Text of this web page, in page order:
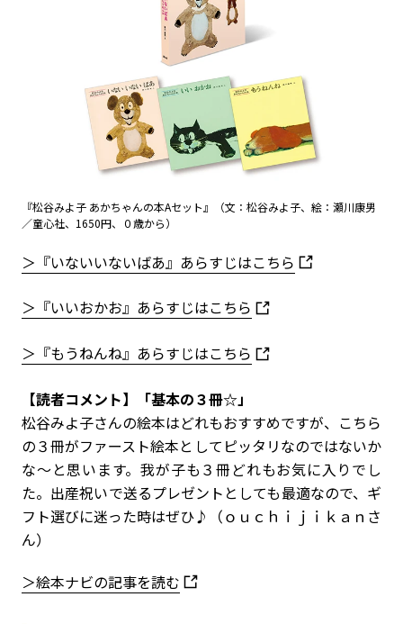
『松谷みよ子 あかちゃんの本Aセット』（文：松谷みよ子、絵：瀬川康男
／童心社、1650円、０歳から）
＞『いないいないばあ』あらすじはこちら
＞『いいおかお』あらすじはこちら
＞『もうねんね』あらすじはこちら
【読者コメント】「基本の３冊☆」
松谷みよ子さんの絵本はどれもおすすめですが、こちら
の３冊がファースト絵本としてピッタリなのではないか
な～と思います。我が子も３冊どれもお気に入りでし
た。出産祝いで送るプレゼントとしても最適なので、ギ
フト選びに迷った時はぜひ♪（ｏｕｃｈｉｊｉｋａｎさ
ん）
＞絵本ナビの記事を読む